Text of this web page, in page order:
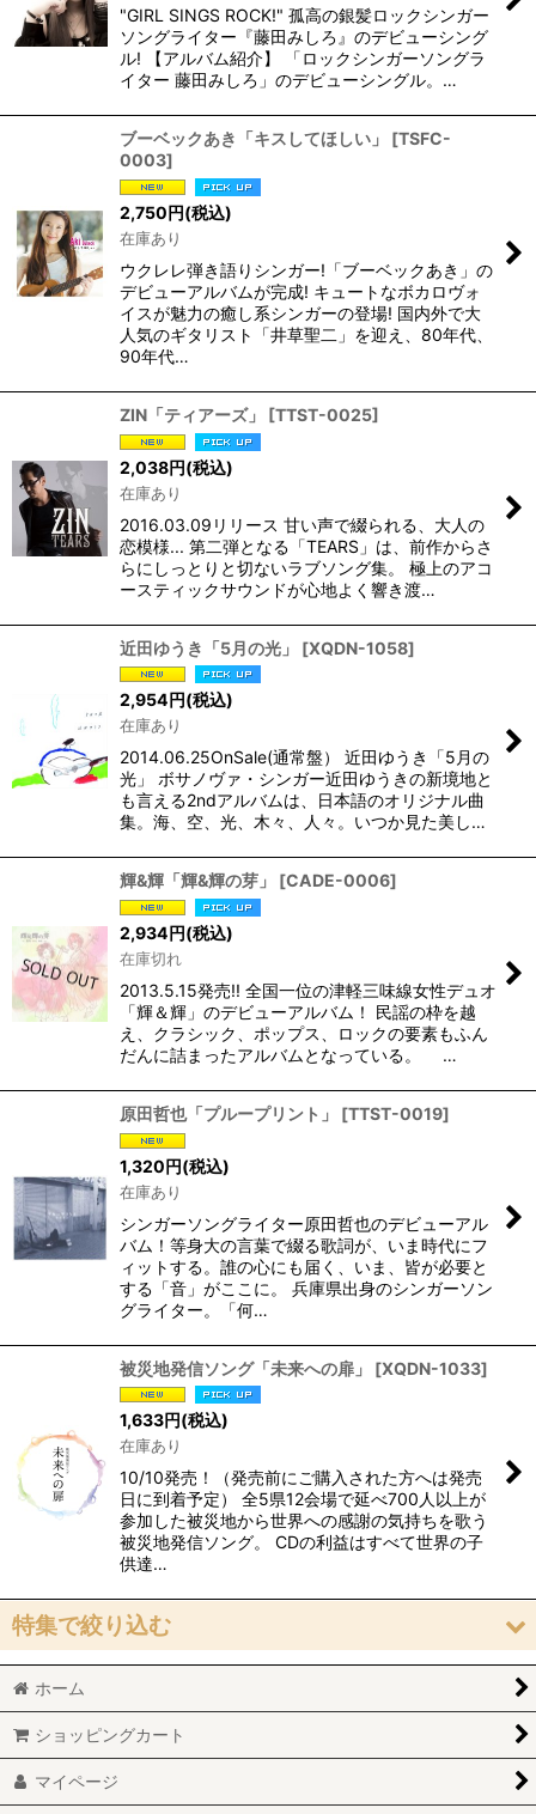
"GIRL SINGS ROCK!" 孤高の銀髪ロックシンガー
ソングライター『藤田みしろ』のデビューシング
ル! 【アルバム紹介】 「ロックシンガーソングラ
イター 藤田みしろ」のデビューシングル。…
ブーベックあき「キスしてほしい」 [TSFC-
0003]
2,750円(税込)
在庫あり
ウクレレ弾き語りシンガー!「ブーベックあき」の
デビューアルバムが完成! キュートなボカロヴォ
イスが魅力の癒し系シンガーの登場! 国内外で大
人気のギタリスト「井草聖二」を迎え、80年代、
90年代…
ZIN「ティアーズ」 [TTST-0025]
2,038円(税込)
在庫あり
2016.03.09リリース 甘い声で綴られる、大人の
恋模様... 第二弾となる「TEARS」は、前作からさ
らにしっとりと切ないラブソング集。 極上のアコ
ースティックサウンドが心地よく響き渡…
近田ゆうき「5月の光」 [XQDN-1058]
2,954円(税込)
在庫あり
2014.06.25OnSale(通常盤） 近田ゆうき「5月の
光」 ボサノヴァ・シンガー近田ゆうきの新境地と
も言える2ndアルバムは、日本語のオリジナル曲
集。海、空、光、木々、人々。いつか見た美し…
輝&輝「輝&輝の芽」 [CADE-0006]
2,934円(税込)
在庫切れ
2013.5.15発売!! 全国一位の津軽三味線女性デュオ
「輝＆輝」のデビューアルバム！ 民謡の枠を越
え、クラシック、ポップス、ロックの要素もふん
だんに詰まったアルバムとなっている。 …
原田哲也「プループリント」 [TTST-0019]
1,320円(税込)
在庫あり
シンガーソングライター原田哲也のデビューアル
バム！等身大の言葉で綴る歌詞が、いま時代にフ
ィットする。誰の心にも届く、いま、皆が必要と
する「音」がここに。 兵庫県出身のシンガーソン
グライター。「何…
被災地発信ソング「未来への扉」 [XQDN-1033]
1,633円(税込)
在庫あり
10/10発売！（発売前にご購入された方へは発売
日に到着予定） 全5県12会場で延べ700人以上が
参加した被災地から世界への感謝の気持ちを歌う
被災地発信ソング。 CDの利益はすべて世界の子
供達…
特集で絞り込む
おすすめ「高音質」作品
「ヴォーカル」作品
「ピアノ」作品
ホーム
ショッピングカート
マイページ